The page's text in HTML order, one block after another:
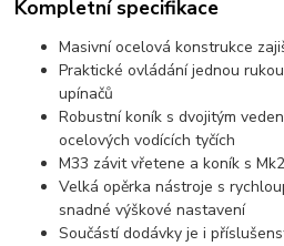
Kompletní specifikace
Masivní ocelová konstrukce
Praktické ovládání jednou
upínačů
Robustní koník s dvojitým
ocelových vodících tyčích
M33 závit vřetene a koník s
Velká opěrka nástroje s
snadné výškové nastavení
Součástí dodávky je i